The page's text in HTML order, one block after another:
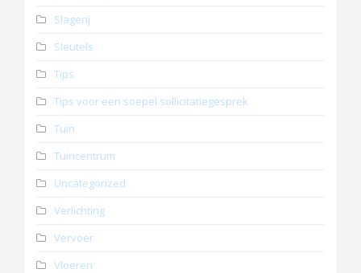
Slagerij
Sleutels
Tips
Tips voor een soepel sollicitatiegesprek
Tuin
Tuincentrum
Uncategorized
Verlichting
Vervoer
Vloeren